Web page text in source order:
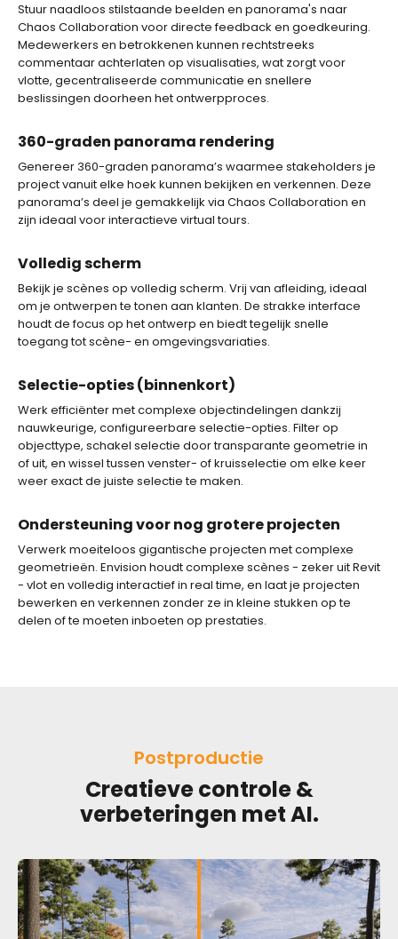
Stuur naadloos stilstaande beelden en panorama's naar
Chaos Collaboration voor directe feedback en goedkeuring.
Medewerkers en betrokkenen kunnen rechtstreeks
commentaar achterlaten op visualisaties, wat zorgt voor
vlotte, gecentraliseerde communicatie en snellere
beslissingen doorheen het ontwerpproces.
360-graden panorama rendering
Genereer 360-graden panorama’s waarmee stakeholders je
project vanuit elke hoek kunnen bekijken en verkennen. Deze
panorama’s deel je gemakkelijk via Chaos Collaboration en
zijn ideaal voor interactieve virtual tours.
Volledig scherm
Bekijk je scènes op volledig scherm. Vrij van afleiding, ideaal
om je ontwerpen te tonen aan klanten. De strakke interface
houdt de focus op het ontwerp en biedt tegelijk snelle
toegang tot scène- en omgevingsvariaties.
Selectie-opties (binnenkort)
Werk efficiënter met complexe objectindelingen dankzij
nauwkeurige, configureerbare selectie-opties. Filter op
objecttype, schakel selectie door transparante geometrie in
of uit, en wissel tussen venster- of kruisselectie om elke keer
weer exact de juiste selectie te maken.
Ondersteuning voor nog grotere projecten
Verwerk moeiteloos gigantische projecten met complexe
geometrieën. Envision houdt complexe scènes - zeker uit Revit
- vlot en volledig interactief in real time, en laat je projecten
bewerken en verkennen zonder ze in kleine stukken op te
delen of te moeten inboeten op prestaties.
Postproductie
Creatieve controle &
verbeteringen met AI.